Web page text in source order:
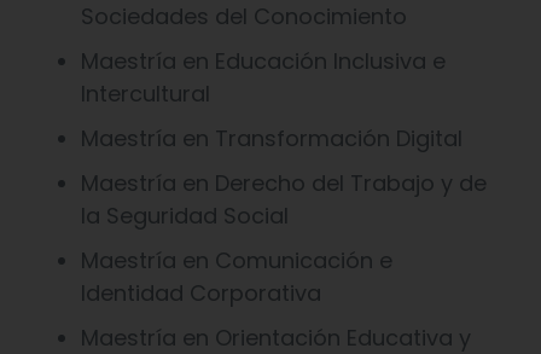
Sociedades del Conocimiento
Maestría en Educación Inclusiva e
Intercultural
Maestría en Transformación Digital
Maestría en Derecho del Trabajo y de
la Seguridad Social
Maestría en Comunicación e
Identidad Corporativa
Maestría en Orientación Educativa y